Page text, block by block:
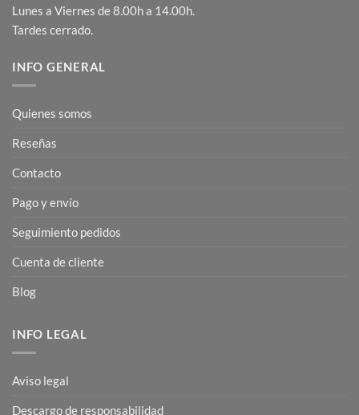
Lunes a Viernes de 8.00h a 14.00h.
Tardes cerrado.
INFO GENERAL
Quienes somos
Reseñas
Contacto
Pago y envío
Seguimiento pedidos
Cuenta de cliente
Blog
INFO LEGAL
Aviso legal
Descargo de responsabilidad